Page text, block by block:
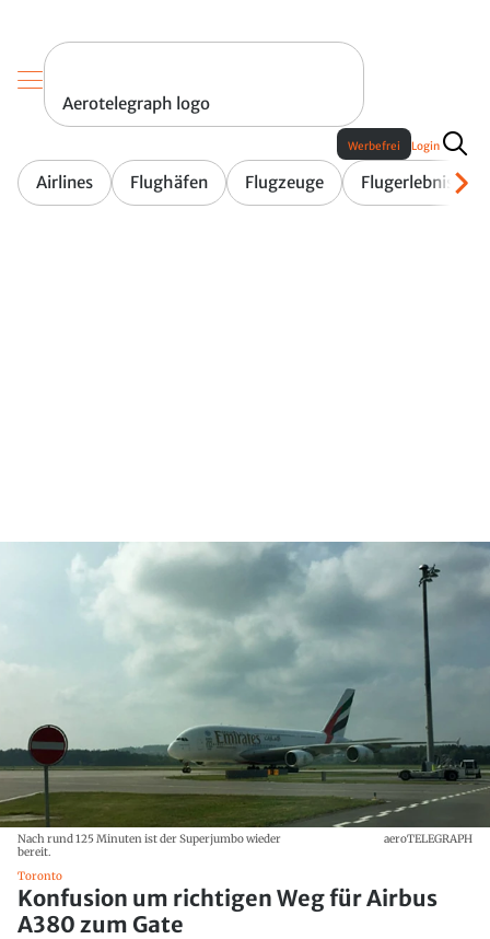
Aerotelegraph logo
Airlines Flughäfen Flugzeuge Flugerlebnis
Werbefrei Login
Nach rund 125 Minuten ist der Superjumbo wieder
bereit.
aeroTELEGRAPH
Toronto
Konfusion um richtigen Weg für Airbus
A380 zum Gate